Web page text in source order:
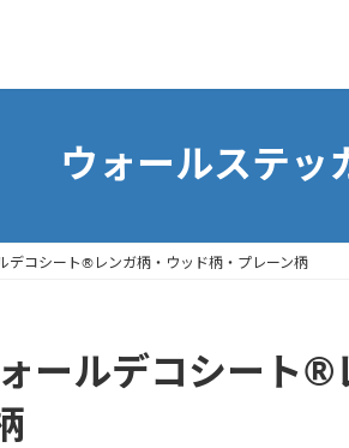
ウォールステッ
デコシート®レンガ柄・ウッド柄・プレーン柄
ールデコシート®